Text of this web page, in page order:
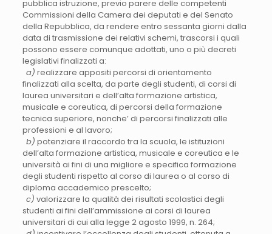
pubblica istruzione, previo parere delle competenti
Commissioni della Camera dei deputati e del Senato
della Repubblica, da rendere entro sessanta giorni dalla
data di trasmissione dei relativi schemi, trascorsi i quali
possono essere comunque adottati, uno o più decreti
legislativi finalizzati a:
a) realizzare appositi percorsi di orientamento
finalizzati alla scelta, da parte degli studenti, di corsi di
laurea universitari e dell’alta formazione artistica,
musicale e coreutica, di percorsi della formazione
tecnica superiore, nonche’ di percorsi finalizzati alle
professioni e al lavoro;
b) potenziare il raccordo tra la scuola, le istituzioni
dell’alta formazione artistica, musicale e coreutica e le
università ai fini di una migliore e specifica formazione
degli studenti rispetto al corso di laurea o al corso di
diploma accademico prescelto;
c) valorizzare la qualità dei risultati scolastici degli
studenti ai fini dell’ammissione ai corsi di laurea
universitari di cui alla legge 2 agosto 1999, n. 264;